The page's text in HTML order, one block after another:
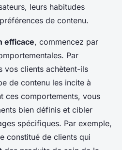
leurs habitudes
de contenu.
efficace, commencez par
Par
vos clients achètent-ils
de contenu les incite à
ces comportements, vous
bien définis et cibler
spécifiques. Par exemple,
constitué de clients qui